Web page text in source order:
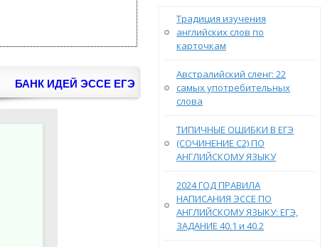
БАНК ИДЕЙ ЭССЕ ЕГЭ
Традиция изучения
английских слов по
карточкам
Австралийский сленг: 22
самых употребительных
слова
ТИПИЧНЫЕ ОШИБКИ В ЕГЭ
(СОЧИНЕНИЕ С2) ПО
АНГЛИЙСКОМУ ЯЗЫКУ
2024 ГОД ПРАВИЛА
НАПИСАНИЯ ЭССЕ ПО
АНГЛИЙСКОМУ ЯЗЫКУ: ЕГЭ,
ЗАДАНИЕ 40.1 и 40.2